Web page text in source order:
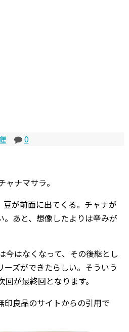
0
ナマサラ。
豆が前面に出てくる。チャナが
。あと、想像したよりは辛みが
今はなくなって、その後継とし
ズができたらしい。そういう
が最終回となります。
良品のサイトからの引用で